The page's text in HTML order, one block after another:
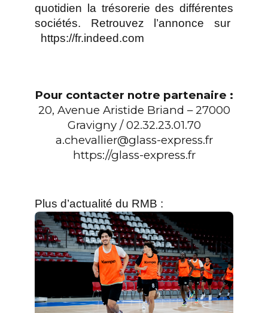
quotidien la trésorerie des différentes
sociétés. Retrouvez l’annonce sur
https://fr.indeed.com
Pour contacter notre partenaire :
20, Avenue Aristide Briand – 27000
Gravigny / 02.32.23.01.70
a.chevallier@glass-express.fr
https://glass-express.fr
Plus d’actualité du RMB :